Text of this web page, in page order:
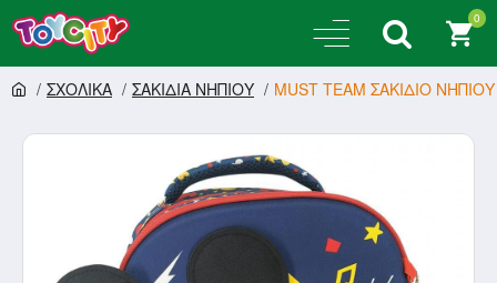
0
ΣΧΟΛΙΚΑ ΣΑΚΙΔΙΑ ΝΗΠΙΟΥ MUST TEAM ΣΑΚΙΔΙΟ